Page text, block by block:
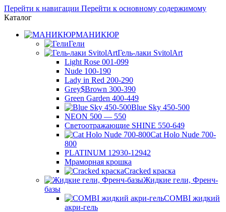
Перейти к навигации Перейти к основному содержимому
Каталог
МАНИКЮР
Гели
Гель-лаки SvitolArt
Light Rose 001-099
Nude 100-190
Lady in Red 200-290
Grey$Brown 300-390
Green Garden 400-449
Blue Sky 450-500
NEON 500 — 550
Светоотражающие SHINE 550-649
Cat Holo Nude 700-
800
PLATINUM 12930-12942
Мраморная крошка
Cracked краска
Жидкие гели, Френч-
базы
COMBI жидкий
акри-гель